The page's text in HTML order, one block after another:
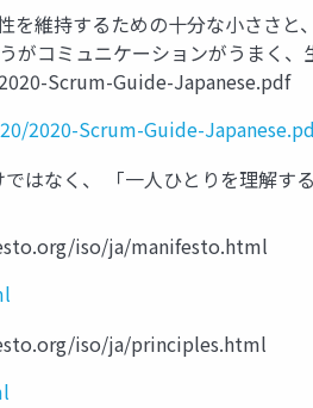
維持するための十分な小ささと
がコミュニケーションがうまく
Scrum-Guide-Japanese.pdf
2020-Scrum-Guide-
はなく、 「一人ひとりを理解す
iso/ja/manifesto.html
iso/ja/principles.html